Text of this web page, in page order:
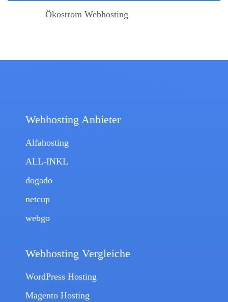
Ökostrom Webhosting
Webhosting Anbieter
Alfahosting
ALL-INKL
dogado
netcup
webgo
Webhosting Vergleiche
WordPress Hosting
Magento Hosting